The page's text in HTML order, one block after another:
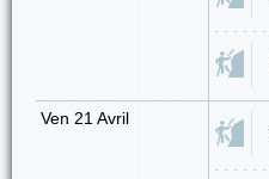
Ven 21 Avril